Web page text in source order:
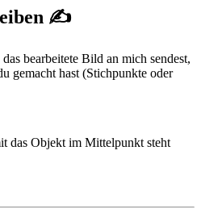
✍️
bearbeitete Bild an mich sendest,
gemacht hast (Stichpunkte oder
das Objekt im Mittelpunkt steht